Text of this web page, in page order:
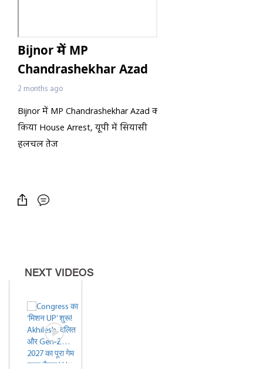
Bijnor में MP
Chandrashekhar Azad
को Police ने किया House
Arrest, यूपी में सियासी
हलचल तेज
2 months ago
Bijnor में MP Chandrashekhar Azad को Police ने
किया House Arrest, यूपी में सियासी
हलचल तेज
NEXT VIDEOS